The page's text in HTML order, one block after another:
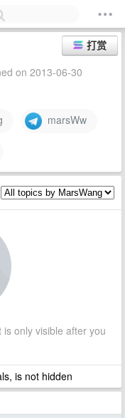
打赏
on 2013-06-30
marsWw
only visible after you
is not hidden